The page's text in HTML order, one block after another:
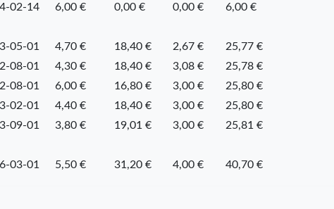
02-14 6,00 € 0,00 € 0,00 €
6,00 €
05-01 4,70 € 18,40 € 2,67 €
25,77 €
08-01 4,30 € 18,40 € 3,08 €
25,78 €
08-01 6,00 € 16,80 € 3,00 €
25,80 €
02-01 4,40 € 18,40 € 3,00 €
25,80 €
09-01 3,80 € 19,01 € 3,00 €
25,81 €
03-01 5,50 € 31,20 € 4,00 € 40,70 €